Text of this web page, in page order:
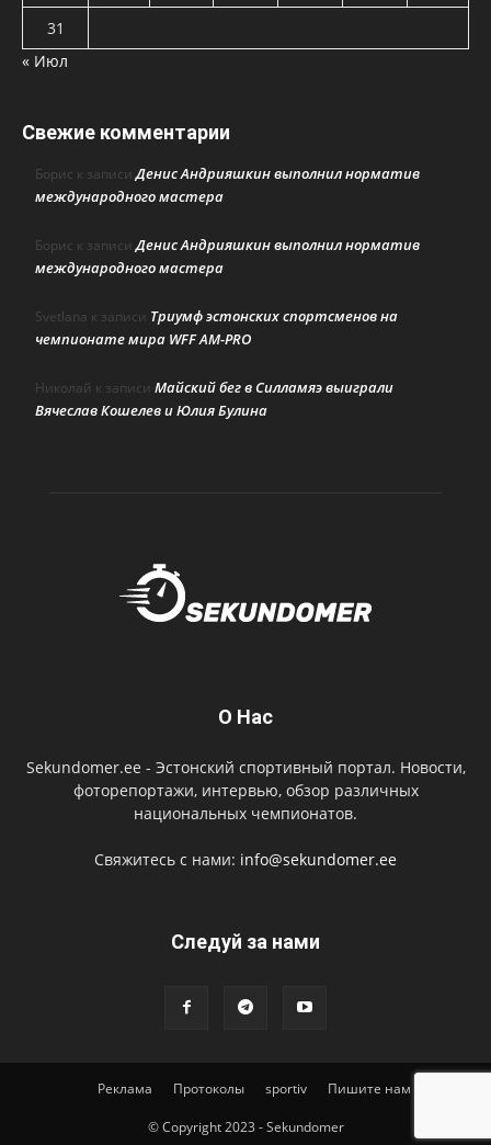
31
« Июл
Свежие комментарии
Борис к записиДенис Андрияшкин выполнил норматив
международного мастера
Борис к записиДенис Андрияшкин выполнил норматив
международного мастера
Svetlana к записи Триумф эстонских спортсменов на
чемпионате мира WFF AM-PRO
Николай к записи Майский бег в Силламяэ выиграли
Вячеслав Кошелев и Юлия Булина
О Нас
Sekundomer.ee - Эстонский спортивный портал. Новости,
фоторепортажи, интервью, обзор различных
национальных чемпионатов.
Свяжитесь с нами: info@sekundomer.ee
Cледуй за нами
Реклама Протоколы sportiv Пишите нам
© Copyright 2023 - Sekundomer